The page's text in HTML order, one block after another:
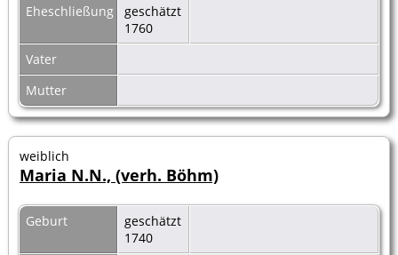
Eheschließung
geschätzt
1760
Vater
Mutter
weiblich
Maria N.N., (verh. Böhm)
Geburt
geschätzt
1740